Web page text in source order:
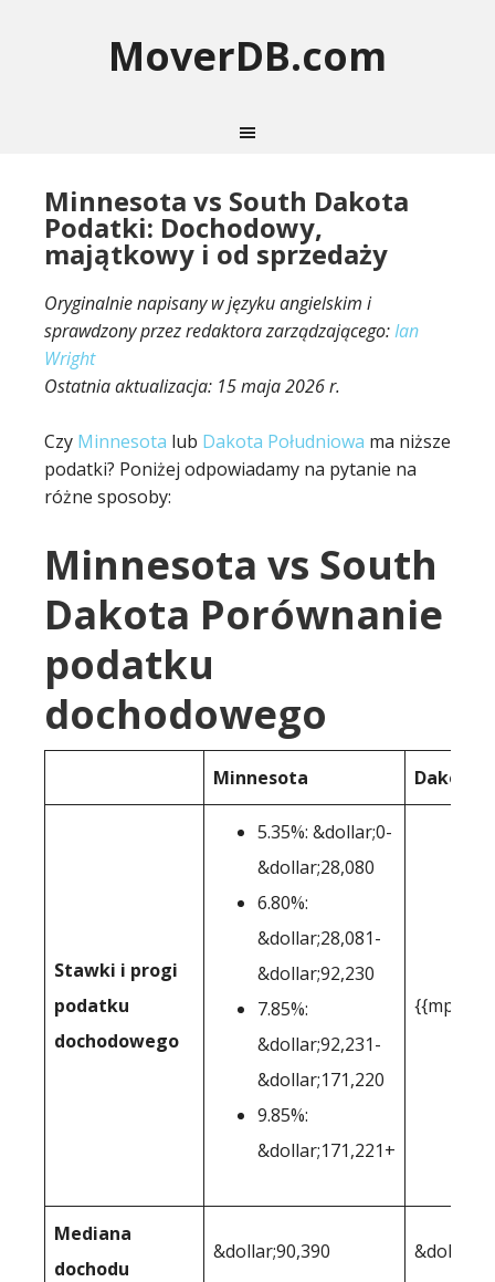
MoverDB.com
Minnesota vs South Dakota
Podatki: Dochodowy,
majątkowy i od sprzedaży
Oryginalnie napisany w języku angielskim i
sprawdzony przez redaktora zarządzającego:Ian
Wright
Ostatnia aktualizacja: 15 maja 2026 r.
Czy Minnesota lub Dakota Południowa ma niższe
podatki? Poniżej odpowiadamy na pytanie na
różne sposoby:
Minnesota vs South
Dakota Porównanie
podatku
dochodowego
Minnesota Dakota
Stawki i progi
podatku
dochodowego
5.35%: &dollar;0-
&dollar;28,080
6.80%:
&dollar;28,081-
&dollar;92,230
7.85%:
&dollar;92,231-
&dollar;171,220
9.85%:
&dollar;171,221+
Mediana
dochodu
&dollar;90,390